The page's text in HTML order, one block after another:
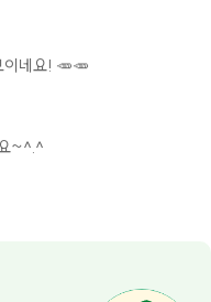
이네요! 🥕🥕
~^.^